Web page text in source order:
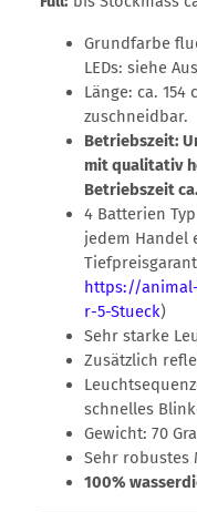
Grundfarbe
LEDs: siehe
Länge: ca.
zuschneidbar.
Betriebszeit:
mit qualitativ
Betriebszeit
4 Batterien
jedem Handel
https://animal-
r-5-Stueck)
Sehr starke
Zusätzlich
schnelles
Gewicht: 70
Sehr robustes
100%